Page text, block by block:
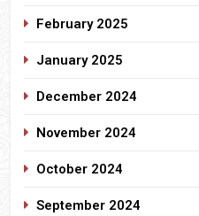
February 2025
January 2025
December 2024
November 2024
October 2024
September 2024